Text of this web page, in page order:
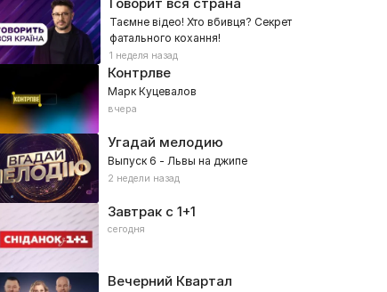
Таємне відео! Хто вбивця? Секрет
фатального кохання!
1 неделя назад
Контрлве
Марк Куцевалов
вчера
Угадай мелодию
Выпуск 6 - Львы на джипе
2 недели назад
Завтрак с 1+1
сегодня
Вечерний Квартал